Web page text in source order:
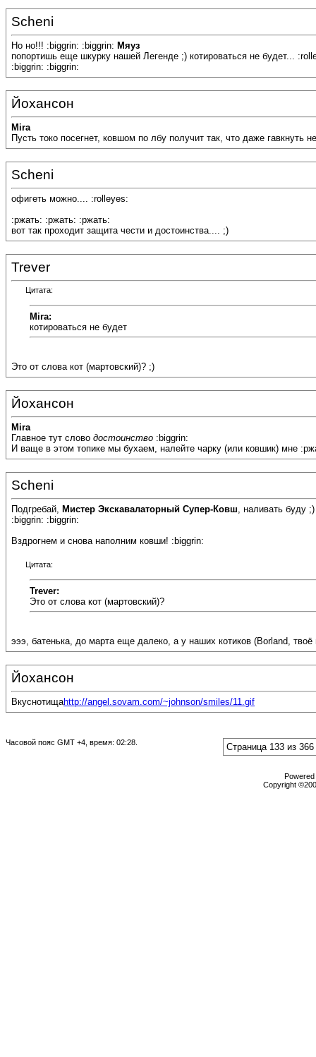
Scheni
Но но!!! :biggrin: :biggrin: Мяуз
попортишь еще шкурку нашей Легенде ;) котироваться не будет...
:biggrin: :biggrin:
Йохансон
Mira
Пусть токо посегнет, ковшом по лбу получит так, что даже гавкнуть
Scheni
офигеть можно.... :rolleyes:
:ржать: :ржать: :ржать:
вот так проходит защита чести и достоинства.... ;)
Trever
Цитата:
Mira:
котироваться не будет
Это от слова кот (мартовский)? ;)
Йохансон
Mira
Главное тут слово достоинство :biggrin:
И ваще в этом топике мы бухаем, налейте чарку (или ковшик) мне
Scheni
Подгребай, Мистер Экскавалаторный Супер-Ковш, наливать буду ;)
:biggrin: :biggrin:
Вздрогнем и снова наполним ковши! :biggrin:
Цитата:
Trever:
Это от слова кот (мартовский)?
эээ, батенька, до марта еще далеко, а у наших котиков (Borland,
Йохансон
Вкуснотищаhttp://angel.sovam.com/~johnson/smiles/11.gif
Часовой пояс GMT +4, время: 02:28 Страница 133 из 366
Copyright